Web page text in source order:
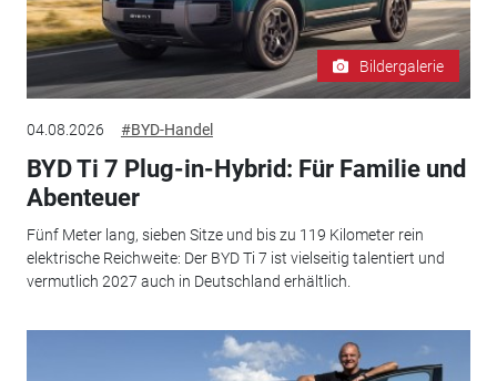
Bildergalerie
04.08.2026 #BYD-Handel
BYD Ti 7 Plug-in-Hybrid: Für Familie und
Abenteuer
Fünf Meter lang, sieben Sitze und bis zu 119 Kilometer rein
elektrische Reichweite: Der BYD Ti 7 ist vielseitig talentiert und
vermutlich 2027 auch in Deutschland erhältlich.